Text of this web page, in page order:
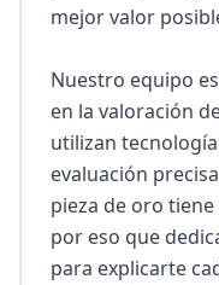
mejor valor
Nuestro equipo
en la valoración
utilizan
evaluación
pieza de oro
por eso que
para explicarte